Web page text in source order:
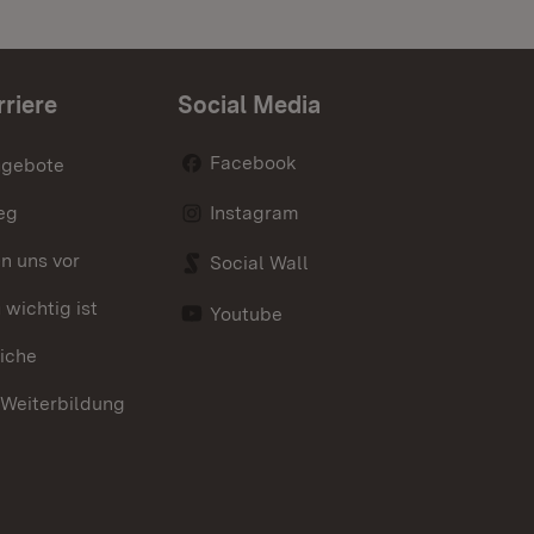
uns vor
wichtig ist
Social Media
Facebook
Instagram
Social Wall
Youtube